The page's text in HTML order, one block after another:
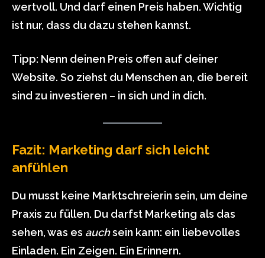
wertvoll. Und darf einen Preis haben. Wichtig
ist nur, dass du dazu stehen kannst.
Tipp: Nenn deinen Preis offen auf deiner
Website. So ziehst du Menschen an, die bereit
sind zu investieren – in sich und in dich.
Fazit: Marketing darf sich leicht
anfühlen
Du musst keine Marktschreierin sein, um deine
Praxis zu füllen. Du darfst Marketing als das
sehen, was es auchsein kann: ein liebevolles
Einladen. Ein Zeigen. Ein Erinnern.